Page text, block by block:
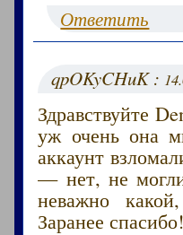
Ответить
qpOKyCHuK :
Здравствуйте
уж очень она
аккаунт
— нет, не
неважно
Заранее спасибо!